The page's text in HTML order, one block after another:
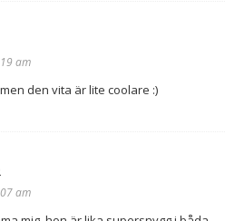
am
den vita är lite coolare :)
am